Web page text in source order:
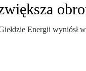
Energii